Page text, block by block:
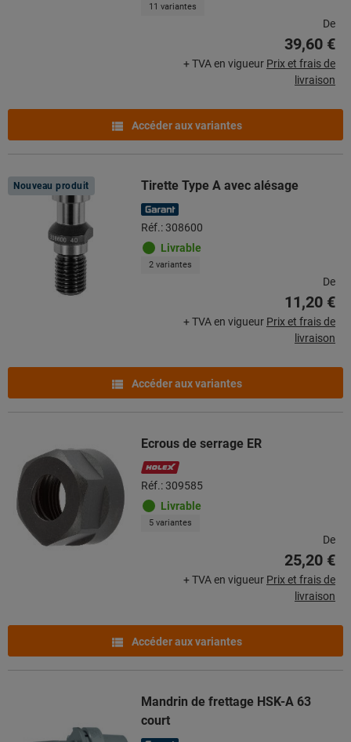
11 variantes
De
39,60 €
+ TVA en vigueur Prix et frais de
livraison
Accéder aux variantes
Nouveau produit Tirette Type A avec alésage
Réf.: 308600
Livrable
2 variantes
De
11,20 €
+ TVA en vigueur Prix et frais de
livraison
Accéder aux variantes
Ecrous de serrage ER
Réf.: 309585
Livrable
5 variantes
De
25,20 €
+ TVA en vigueur Prix et frais de
livraison
Accéder aux variantes
Mandrin de frettage HSK-A 63
court